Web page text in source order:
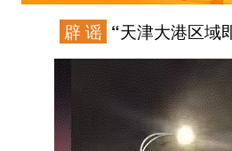
辟 谣 “天津大港区域